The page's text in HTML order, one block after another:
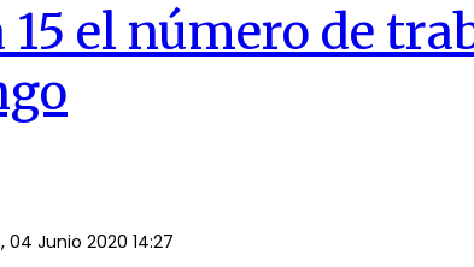
15 el número de
04 Junio 2020 14:27